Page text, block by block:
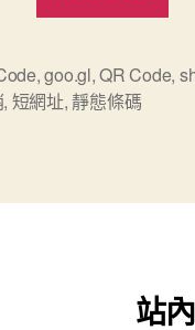
動
,goo.gl,QR Code,
, 短網址,靜態條碼
站